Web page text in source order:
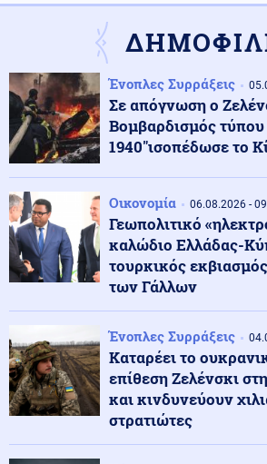
Άνδρας επιδείκνυε τα
ανήλικα στον Άβαντα
Κόσμος 06.08.2026 - 16:11
Στα άκρα η σύγκρουση: Σφοδρά
σε ενεργειακές υποδομές της
σύννεφα καπνού στο Γιαροσλάβλ
Γερμανία: Drone-βόμβα βρέθηκε
μετέφερε πυρομαχικά
Κοινωνία 06.08.2026 - 15:48
άφησαν οι δύο συνεργοί του
Πολιτική 06.08.2026 - 15:36
Νέος κύκλος αποχωρήσεων από
Καρυστιανού: «Δεν συνθέτει,
Ένοπλες Συρράξεις
Σε απόγνωση ο
Βομβαρδισμός
1940"ισοπέδωσε το
Οικονομία 06.08.2026 -
Γεωπολιτικό
καλώδιο Ελλάδας-
τουρκικός
των Γάλλων
Ένοπλες Συρράξεις
Καταρέει το
επίθεση Ζελένσκι
και κινδυνεύουν
στρατιώτες